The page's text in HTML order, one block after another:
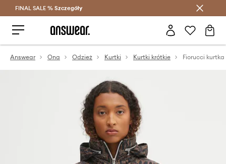
Oszczędzaj z Answear Club >
FINAL SALE % Szczegóły
Answear Ona Odzież Kurtki Kurtki krótkie